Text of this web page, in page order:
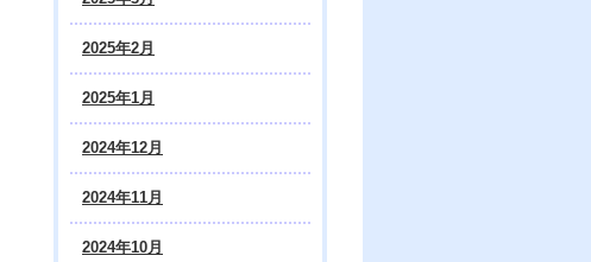
2025年2月
2025年1月
2024年12月
2024年11月
2024年10月